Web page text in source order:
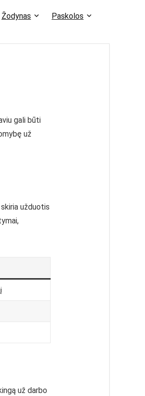
Žodynas Paskolos
gali būti
už
užduotis
už darbo